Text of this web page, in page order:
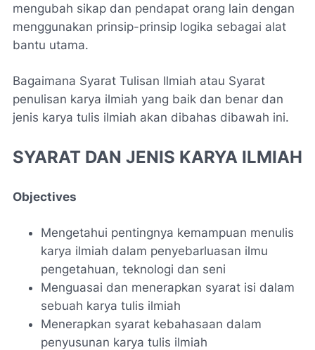
mengubah sikap dan pendapat orang lain dengan
menggunakan prinsip-prinsip logika sebagai alat
bantu utama.
Bagaimana Syarat Tulisan Ilmiah atau Syarat
penulisan karya ilmiah yang baik dan benar dan
jenis karya tulis ilmiah akan dibahas dibawah ini.
SYARAT DAN JENIS KARYA ILMIAH
Objectives
Mengetahui pentingnya kemampuan menulis
karya ilmiah dalam penyebarluasan ilmu
pengetahuan, teknologi dan seni
Menguasai dan menerapkan syarat isi dalam
sebuah karya tulis ilmiah
Menerapkan syarat kebahasaan dalam
penyusunan karya tulis ilmiah